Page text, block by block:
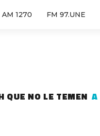
AM 1270 FM 97.UNE
QUE NO LE TEMEN A